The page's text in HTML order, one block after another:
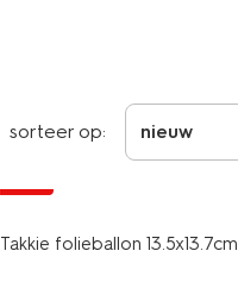
sorteer op: nieuw
Takkie folieballon 13.5x13.7cm